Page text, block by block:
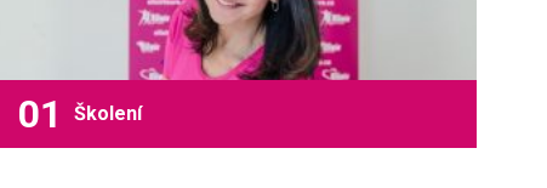
Školení